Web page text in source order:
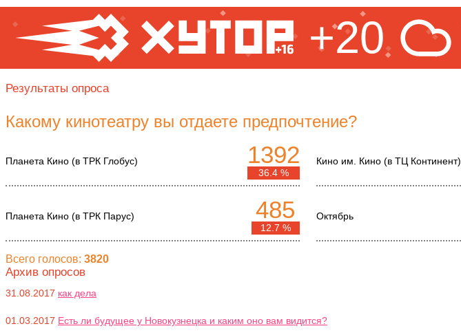
+20
Результаты опроса
Какому кинотеатру вы отдаете предпочтение?
Планета Кино (в ТРК Глобус) 1392
36.4 %
Кино им. Кино (в ТЦ Континент)
Планета Кино (в ТРК Парус) 485
12.7 %
Октябрь
Всего голосов: 3820
Архив опросов
31.08.2017 как дела
01.03.2017 Есть ли будущее у Новокузнецка и каким оно вам видится?